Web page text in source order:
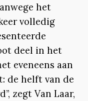
het
volledig
deel in het
eveneens aan
de helft van de
zegt Van Laar,